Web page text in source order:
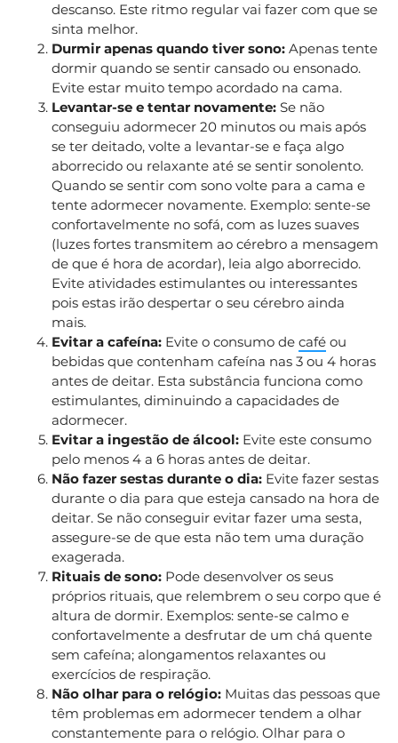
descanso. Este ritmo regular vai fazer com que se
sinta melhor.
Durmir apenas quando tiver sono: Apenas tente
dormir quando se sentir cansado ou ensonado.
Evite estar muito tempo acordado na cama.
Levantar-se e tentar novamente: Se não
conseguiu adormecer 20 minutos ou mais após
se ter deitado, volte a levantar-se e faça algo
aborrecido ou relaxante até se sentir sonolento.
Quando se sentir com sono volte para a cama e
tente adormecer novamente. Exemplo: sente-se
confortavelmente no sofá, com as luzes suaves
(luzes fortes transmitem ao cérebro a mensagem
de que é hora de acordar), leia algo aborrecido.
Evite atividades estimulantes ou interessantes
pois estas irão despertar o seu cérebro ainda
mais.
Evitar a cafeína: Evite o consumo de café ou
bebidas que contenham cafeína nas 3 ou 4 horas
antes de deitar. Esta substância funciona como
estimulantes, diminuindo a capacidades de
adormecer.
Evitar a ingestão de álcool: Evite este consumo
pelo menos 4 a 6 horas antes de deitar.
Não fazer sestas durante o dia: Evite fazer sestas
durante o dia para que esteja cansado na hora de
deitar. Se não conseguir evitar fazer uma sesta,
assegure-se de que esta não tem uma duração
exagerada.
Rituais de sono: Pode desenvolver os seus
próprios rituais, que relembrem o seu corpo que é
altura de dormir. Exemplos: sente-se calmo e
confortavelmente a desfrutar de um chá quente
sem cafeína; alongamentos relaxantes ou
exercícios de respiração.
Não olhar para o relógio: Muitas das pessoas que
têm problemas em adormecer tendem a olhar
constantemente para o relógio. Olhar para o